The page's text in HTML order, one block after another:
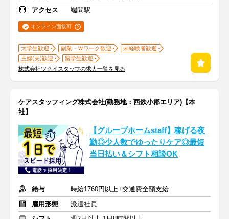
アクセス
端間駅
オンライン面接可
大学生歓迎 副業・Ｗワーク歓迎
未経験者歓迎
主婦(夫)歓迎
留学生歓迎
株式会社ツクイスタッフの求人一覧を見る
ケアスタッフィング株式会社(勤務地：西鉄小郡エリア)【本
社】
【グループホームstaff】稼げる夜
勤◎少人数でゆったりケア◎最短
当日払い＆シフト相談OK
給与
時給1760円以上+交通費全額支給
雇用形態
派遣社員